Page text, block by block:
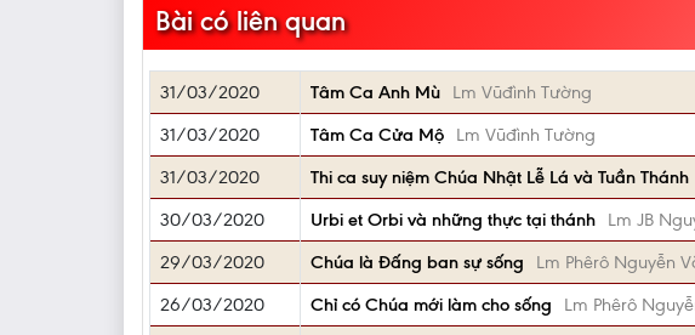
Bài có liên quan
31/03/2020 Tâm Ca Anh Mù
Lm Vũđình Tường
31/03/2020
Tâm Ca Cửa Mộ
Lm Vũđình Tường
31/03/2020
Thi ca suy niệm Chúa Nhật Lễ Lá và Tuần Thánh
30/03/2020
Urbi et Orbi và những thực tại thánh
Lm JB
29/03/2020
Chúa là Đấng ban sự sống
Lm Phêrô Nguyễn
26/03/2020
Chỉ có Chúa mới làm cho sống
Lm Phêrô